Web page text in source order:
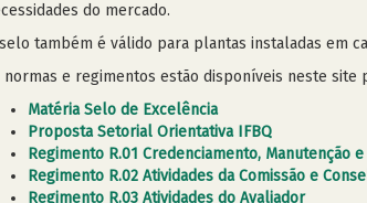
do mercado.
também é válido para plantas instaladas em
normas e regimentos estão disponíveis neste site
Matéria Selo de Excelência
Proposta Setorial Orientativa IFBQ
Regimento R.01 Credenciamento, Manutenção
Regimento R.02 Atividades da Comissão e
Regimento R.03 Atividades do Avaliador